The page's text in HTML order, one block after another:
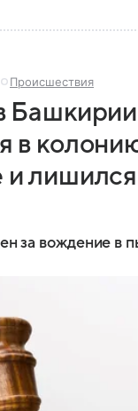
Происшествия
Башкирии
в
и лишился
за вождение в